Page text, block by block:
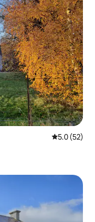
คะแนนเฉลี่ย
5.0 (52)